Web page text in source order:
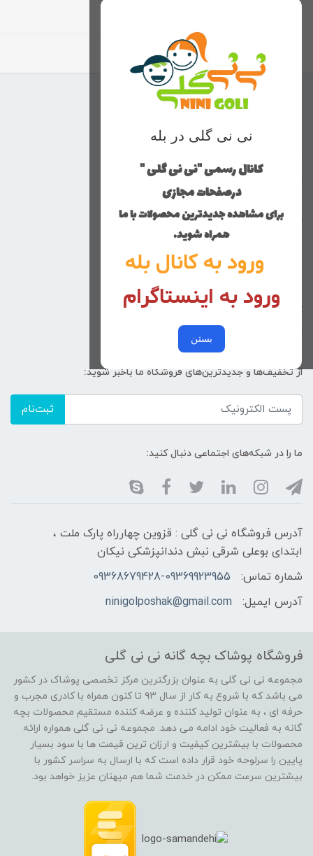
نی نی گلی در بله
کانال رسمی "نی نی گلی "
درصفحات مجازی
برای مشاهده جدیدترین محصولات با ما
همراه شوید.
ورود به کانال بله
ورود به اینستاگرام
بستن
برگشت به بالا
منوی وب‌سایت
خانه
کوچولوهای نی نی گلی
تماس با ما
کد پیگیری سفارشات
خرید عمده
از تخفیف‌ها و جدیدترین‌های فروشگاه ما باخبر شوید:
ثبت‌نام
ما را در شبکه‌های اجتماعی دنبال کنید:
آدرس فروشگاه نی نی گلی : قزوین چهارراه پارک ملت ،
ابتدای بوعلی شرقی نبش دندانپزشکی نیکان
شماره تماس:
09368679428-09369923955
آدرس ایمیل:
ninigolposhak@gmail.com
فروشگاه پوشاک بچه گانه نی نی گلی
مجموعه نی نی گلی به عنوان بزرگترین مرکز تخصصی پوشاک در کشور
می باشد که با شروع به کار از سال ۹۳ تا کنون همراه با کادری مجرب و
حرفه ای ، به عنوان تولید کننده و عرضه کننده مستقیم محصولات بچه
گانه به فعالیت خود ادامه می دهد. مجموعه نی نی گلی همواره ارائه
محصولات با بیشترین کیفیت و ارزان ترین قیمت ها با سود بسیار
پایین را سرلوحه خود قرار داده است که با ارسال به سراسر کشور با
بیشترین سرعت ممکن در خدمت شما هم میهنان عزیز خواهد بود.